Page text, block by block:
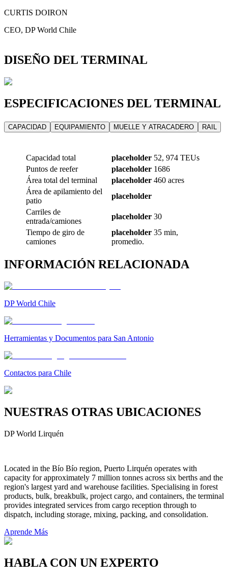
CURTIS DOIRON
CEO, DP World Chile
DISEÑO DEL TERMINAL
ESPECIFICACIONES DEL TERMINAL
CAPACIDAD EQUIPAMIENTO MUELLE Y ATRACADERO RAIL
Capacidad total placeholder 52, 974 TEUs
Puntos de reefer
placeholder 1686
Área total del terminal
placeholder 460 acres
Área de apilamiento del
patio
placeholder
Carriles de
entrada/camiones
placeholder 30
Tiempo de giro de
camiones
placeholder 35 min,
promedio.
INFORMACIÓN RELACIONADA
DP World Chile
Herramientas y Documentos para San Antonio
Contactos para Chile
NUESTRAS OTRAS UBICACIONES
DP World Lirquén
Located in the Bío Bío region, Puerto Lirquén operates with
capacity for approximately 7 million tonnes across six berths and the
region's largest yard and warehouse facilities. Specialising in forest
products, bulk, breakbulk, project cargo, and containers, the terminal
provides integrated services from cargo reception through to
dispatch, including storage, mixing, packing, and consolidation.
Aprende Más
HABLA CON UN EXPERTO